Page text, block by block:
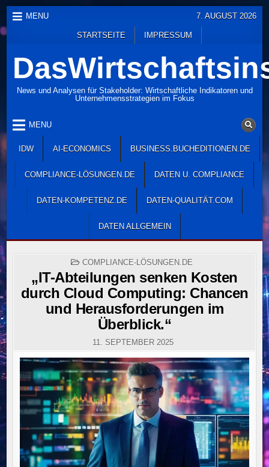
Skip
to
content
MENU
STARTSEITE IMPRESSUM
7. AUGUST 2026
News und Analysen für Stakeholder: Wirtschaftliche Indikatoren und
Unternehmensstrategien im Fokus
MENU
IDW AI-ECONOMICS BUSINESS.BUCHEDITIONEN.DE
COMPLIANCE-LÖSUNGEN.DE DATEN U. COMPLIANCE
DATEN-KOMPETENZ.DE DATEN-QUALITÄT.COM
DATEN ALLGEMEIN
POSTED
COMPLIANCE-LÖSUNGEN.DE
„IT-Abteilungen senken Kosten
durch Cloud Computing: Chancen
und Herausforderungen im
Überblick.“
11. SEPTEMBER 2025